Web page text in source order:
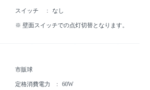
スイッチ なし
※ 壁面スイッチでの点灯切替となります。
市販球
定格消費電力 60W